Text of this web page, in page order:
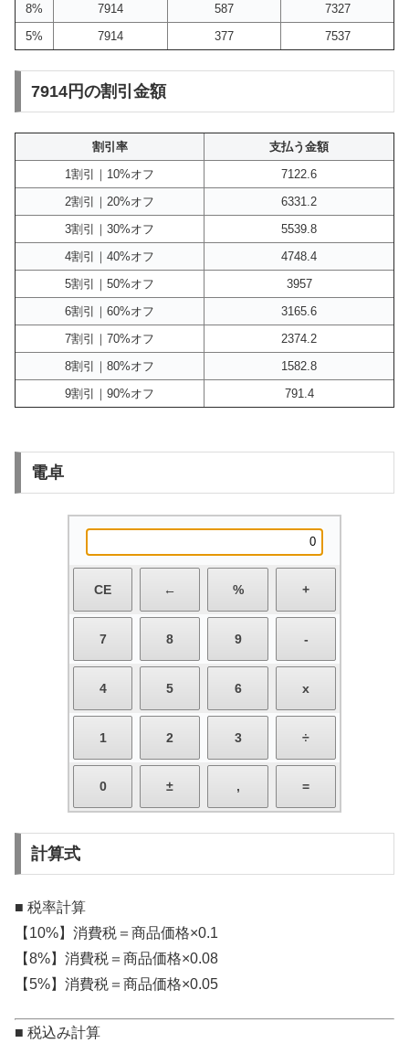
8%
7914 587
7327
5%
7914 377 7537
7914円の割引金額
割引率
支払う金額
1割引｜10%オフ
7122.6
2割引｜20%オフ
6331.2
3割引｜30%オフ
5539.8
4割引｜40%オフ
4748.4
5割引｜50%オフ
3957
6割引｜60%オフ
3165.6
7割引｜70%オフ
2374.2
8割引｜80%オフ
1582.8
9割引｜90%オフ
791.4
電卓
計算式
■ 税率計算
【10%】消費税＝商品価格×0.1
【8%】消費税＝商品価格×0.08
【5%】消費税＝商品価格×0.05
■ 税込み計算